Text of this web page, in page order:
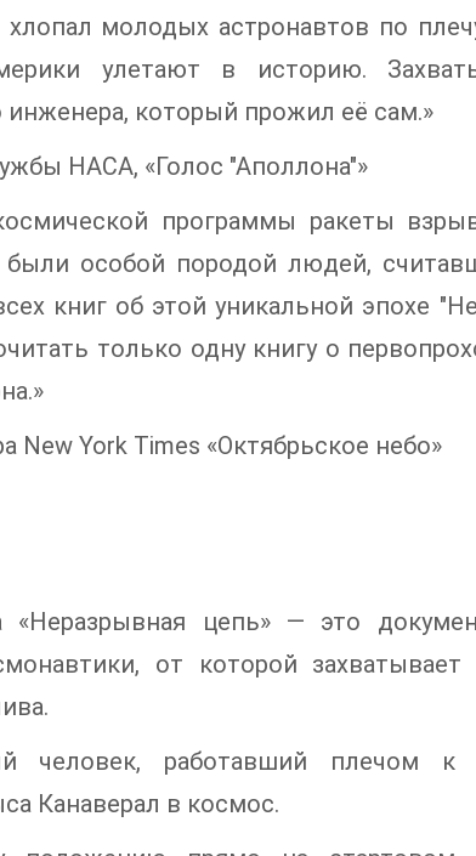
молодых астронавтов по
улетают в историю.
инженера, который прожил её сам.»
НАСА, «Голос "Аполлона"»
программы ракеты
особой породой людей,
книг об этой уникальной эпохе
только одну книгу о
New York Times «Октябрьское небо»
«Неразрывная цепь» — это
от которой
человек, работавший плечом
Канаверал в космос.